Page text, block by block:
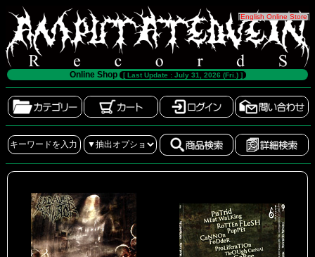
[English Online Store]
Online Shop [ Last Update : July 31, 2026 (Fri.) ]